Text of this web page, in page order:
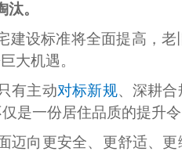
。
建设标准将全面提高，
大机遇。
有主动对标新规、深耕合
是一份居住品质的提升
迈向更安全、更舒适、